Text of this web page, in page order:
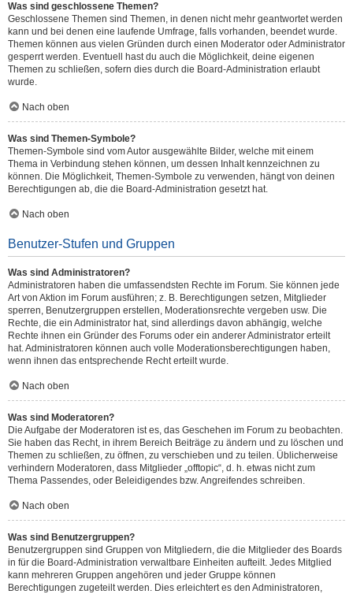
Was sind geschlossene Themen?
Geschlossene Themen sind Themen, in denen nicht mehr geantwortet werden
kann und bei denen eine laufende Umfrage, falls vorhanden, beendet wurde.
Themen können aus vielen Gründen durch einen Moderator oder Administrator
gesperrt werden. Eventuell hast du auch die Möglichkeit, deine eigenen
Themen zu schließen, sofern dies durch die Board-Administration erlaubt
wurde.
Nach oben
Was sind Themen-Symbole?
Themen-Symbole sind vom Autor ausgewählte Bilder, welche mit einem
Thema in Verbindung stehen können, um dessen Inhalt kennzeichnen zu
können. Die Möglichkeit, Themen-Symbole zu verwenden, hängt von deinen
Berechtigungen ab, die die Board-Administration gesetzt hat.
Nach oben
Benutzer-Stufen und Gruppen
Was sind Administratoren?
Administratoren haben die umfassendsten Rechte im Forum. Sie können jede
Art von Aktion im Forum ausführen; z. B. Berechtigungen setzen, Mitglieder
sperren, Benutzergruppen erstellen, Moderationsrechte vergeben usw. Die
Rechte, die ein Administrator hat, sind allerdings davon abhängig, welche
Rechte ihnen ein Gründer des Forums oder ein anderer Administrator erteilt
hat. Administratoren können auch volle Moderationsberechtigungen haben,
wenn ihnen das entsprechende Recht erteilt wurde.
Nach oben
Was sind Moderatoren?
Die Aufgabe der Moderatoren ist es, das Geschehen im Forum zu beobachten.
Sie haben das Recht, in ihrem Bereich Beiträge zu ändern und zu löschen und
Themen zu schließen, zu öffnen, zu verschieben und zu teilen. Üblicherweise
verhindern Moderatoren, dass Mitglieder „offtopic“, d. h. etwas nicht zum
Thema Passendes, oder Beleidigendes bzw. Angreifendes schreiben.
Nach oben
Was sind Benutzergruppen?
Benutzergruppen sind Gruppen von Mitgliedern, die die Mitglieder des Boards
in für die Board-Administration verwaltbare Einheiten aufteilt. Jedes Mitglied
kann mehreren Gruppen angehören und jeder Gruppe können
Berechtigungen zugeteilt werden. Dies erleichtert es den Administratoren,